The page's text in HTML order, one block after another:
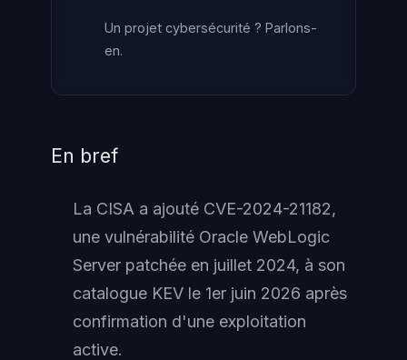
Un projet cybersécurité ? Parlons-
en.
En bref
La CISA a ajouté CVE-2024-21182,
une vulnérabilité Oracle WebLogic
Server patchée en juillet 2024, à son
catalogue KEV le 1er juin 2026 après
confirmation d'une exploitation
active.